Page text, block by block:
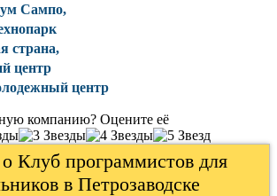
Сампо,
страна,
центр
центр
компанию? Оцените её
Клуб программистов для
в Петрозаводске